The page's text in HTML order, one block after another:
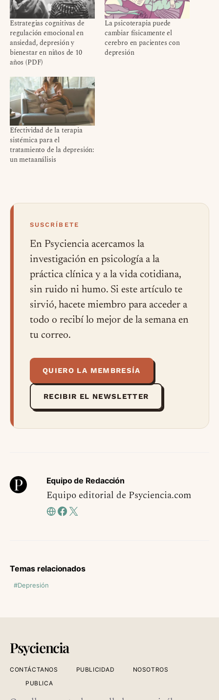
Estrategias cognitivas de
regulación emocional en
ansiedad, depresión y
bienestar en niños de 10
años (PDF)
La psicoterapia puede
cambiar físicamente el
cerebro en pacientes con
depresión
Efectividad de la terapia
sistémica para el
tratamiento de la depresión:
un metaanálisis
SUSCRÍBETE
En Psyciencia acercamos la
investigación en psicología a la
práctica clínica y a la vida cotidiana,
sin ruido ni humo. Si este artículo te
sirvió, hacete miembro para acceder a
todo o recibí lo mejor de la semana en
tu correo.
QUIERO LA MEMBRESÍA
RECIBIR EL NEWSLETTER
Equipo de Redacción
Equipo editorial de Psyciencia.com
Temas relacionados
Depresión
Psyciencia
CONTÁCTANOS PUBLICIDAD
NOSOTROS
PUBLICA